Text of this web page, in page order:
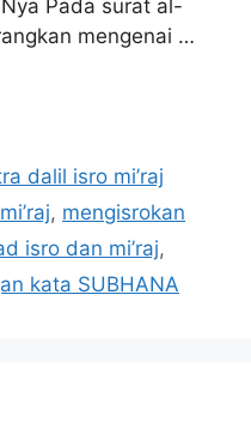
Pada surat al-
mengenai …
dalil isro mi’raj
, mengisrokan
isro dan mi’raj,
kata SUBHANA